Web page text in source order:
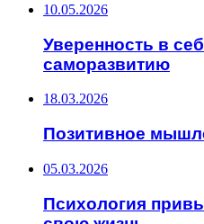
10.05.2026
Уверенность в
саморазвитию
18.03.2026
Позитивное
05.03.2026
Психология